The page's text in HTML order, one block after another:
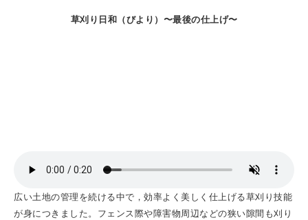
草刈り日和（びより）〜最後の仕上げ〜
広い土地の管理を続ける中で，効率よく美しく仕上げる草刈り技能
が身につきました。フェンス際や障害物周辺などの狭い隙間も刈り